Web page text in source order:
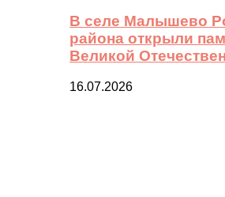
В селе Малышево
района открыли
Великой
16.07.2026